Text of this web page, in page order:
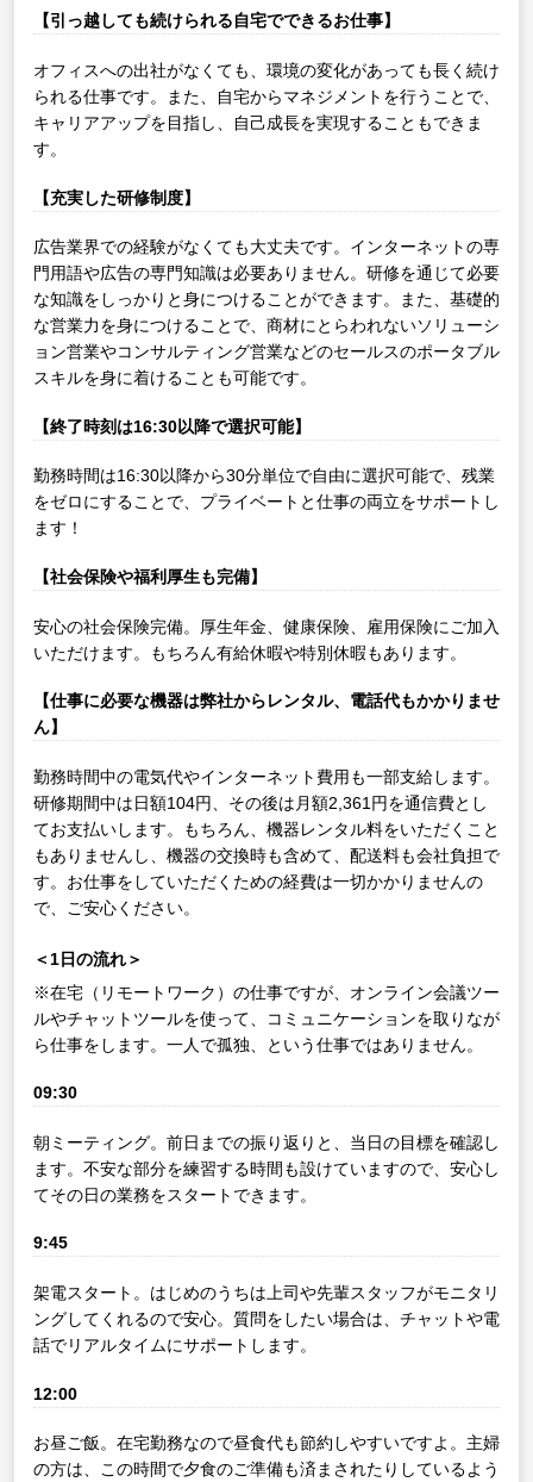
【引っ越しても続けられる自宅でできるお仕事】
オフィスへの出社がなくても、環境の変化があっても長く続け
られる仕事です。また、自宅からマネジメントを行うことで、
キャリアアップを目指し、自己成長を実現することもできま
す。
【充実した研修制度】
広告業界での経験がなくても大丈夫です。インターネットの専
門用語や広告の専門知識は必要ありません。研修を通じて必要
な知識をしっかりと身につけることができます。また、基礎的
な営業力を身につけることで、商材にとらわれないソリューシ
ョン営業やコンサルティング営業などのセールスのポータブル
スキルを身に着けることも可能です。
【終了時刻は16:30以降で選択可能】
勤務時間は16:30以降から30分単位で自由に選択可能で、残業
をゼロにすることで、プライベートと仕事の両立をサポートし
ます！
【社会保険や福利厚生も完備】
安心の社会保険完備。厚生年金、健康保険、雇用保険にご加入
いただけます。もちろん有給休暇や特別休暇もあります。
【仕事に必要な機器は弊社からレンタル、電話代もかかりませ
ん】
勤務時間中の電気代やインターネット費用も一部支給します。
研修期間中は日額104円、その後は月額2,361円を通信費とし
てお支払いします。もちろん、機器レンタル料をいただくこと
もありませんし、機器の交換時も含めて、配送料も会社負担で
す。お仕事をしていただくための経費は一切かかりませんの
で、ご安心ください。
＜1日の流れ＞
※在宅（リモートワーク）の仕事ですが、オンライン会議ツー
ルやチャットツールを使って、コミュニケーションを取りなが
ら仕事をします。一人で孤独、という仕事ではありません。
09:30
朝ミーティング。前日までの振り返りと、当日の目標を確認し
ます。不安な部分を練習する時間も設けていますので、安心し
てその日の業務をスタートできます。
9:45
架電スタート。はじめのうちは上司や先輩スタッフがモニタリ
ングしてくれるので安心。質問をしたい場合は、チャットや電
話でリアルタイムにサポートします。
12:00
お昼ご飯。在宅勤務なので昼食代も節約しやすいですよ。主婦
の方は、この時間で夕食のご準備も済まされたりしているよう